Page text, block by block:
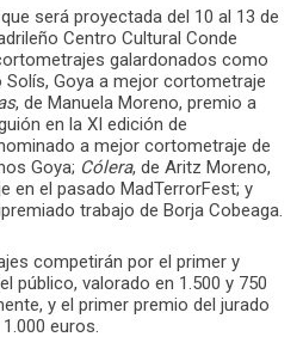
será proyectada del 10 al 13 de
Centro Cultural Conde
galardonados como
Solís, Goya a mejor cortometraje
, de Manuela Moreno, premio a
en la XI edición de
a mejor cortometraje de
Goya; Cólera, de Aritz Moreno,
en el pasado MadTerrorFest; y
trabajo de Borja Cobeaga.
competirán por el primer y
público, valorado en 1.500 y 750
y el primer premio del jurado
euros.